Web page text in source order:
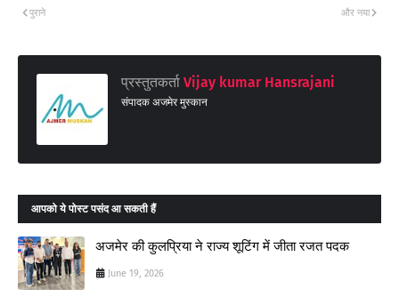
और नया
पुराने
प्रस्तुतकर्ता Vijay kumar Hansrajani
संपादक अजमेर मुस्कान
आपको ये पोस्ट पसंद आ सकती हैं
अजमेर की कुलप्रिया ने राज्य शूटिंग में जीता रजत पदक
June 19, 2026